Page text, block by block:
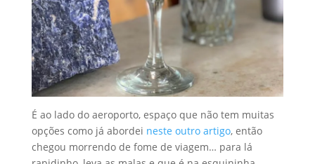
É ao lado do aeroporto, espaço que não tem muitas
opções como já abordei neste outro artigo, então
chegou morrendo de fome de viagem… para lá